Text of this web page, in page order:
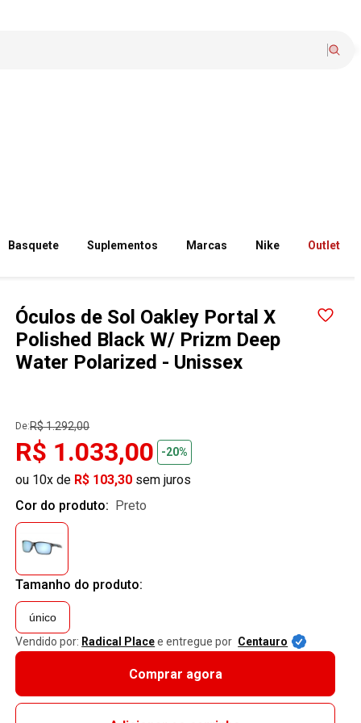
Basquete Suplementos Marcas Nike Outlet
Óculos de Sol Oakley Portal X
Polished Black W/ Prizm Deep
Water Polarized - Unissex
De:R$ 1.292,00
R$ 1.033,00 -20%
ou 10x de R$ 103,30 sem juros
Cor do produto:
preto
Tamanho do produto:
único
Vendido por: Radical Placee entregue por Centauro
Comprar agora